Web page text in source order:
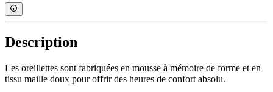
Description
Les oreillettes sont fabriquées en mousse à mémoire de forme et en
tissu maille doux pour offrir des heures de confort absolu.